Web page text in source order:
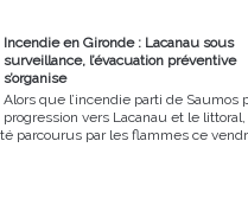
Incendie en Gironde : Lacanau sous
surveillance, l’évacuation préventive
s’organise
Alors que l’incendie parti de Saumos
progression vers Lacanau et le
parcourus par les flammes ce